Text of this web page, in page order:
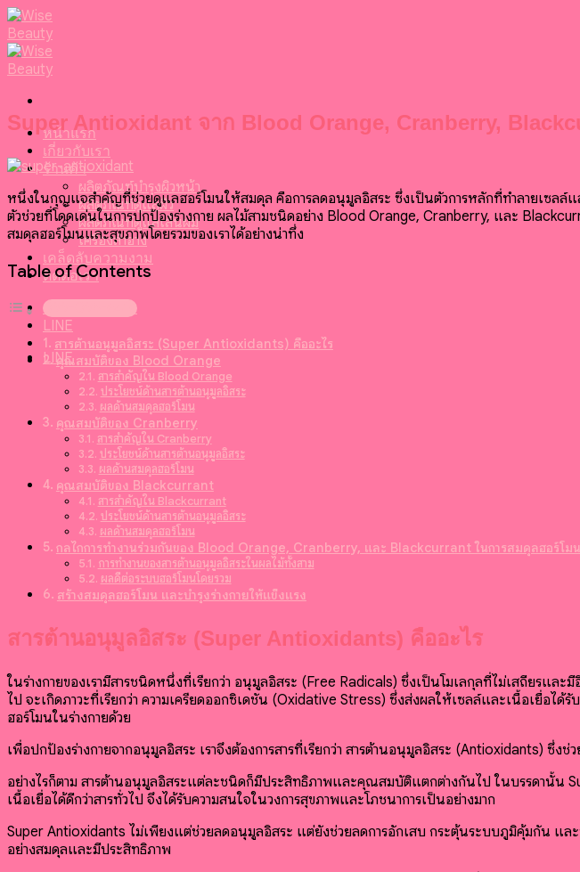
Skip
to
content
หน้าแรก
เกี่ยวกับเรา
ร้านค้า
ผลิตภัณฑ์บำรุงผิวหน้า
ผลิตภัณฑ์ดูแลผิว
ผลิตภัณฑ์ดูแลเส้นผม
เครื่องสำอาง
เคล็ดลับความงาม
ติดต่อเรา
099-095-6416
LINE
LINE
Super Antioxidant จาก Blood Orange, Cranberry,
หนึ่งในกุญแจสำคัญที่ช่วยดูแลฮอร์โมนให้สมดุล คือการลดอนุมูลอิสระ ซึ่งเป็นตัวการหลักที่ทำลายเซลล์
ตัวช่วยที่โดดเด่นในการปกป้องร่างกาย ผลไม้สามชนิดอย่าง Blood Orange, Cranberry, และ
สมดุลฮอร์โมนและสุขภาพโดยรวมของเราได้อย่างน่าทึ่ง
Table of Contents
สารต้านอนุมูลอิสระ (Super Antioxidants) คืออะไร
คุณสมบัติของ Blood Orange
สารสำคัญใน Blood Orange
ประโยชน์ด้านสารต้านอนุมูลอิสระ
ผลด้านสมดุลฮอร์โมน
คุณสมบัติของ Cranberry
สารสำคัญใน Cranberry
ประโยชน์ด้านสารต้านอนุมูลอิสระ
ผลด้านสมดุลฮอร์โมน
คุณสมบัติของ Blackcurrant
สารสำคัญใน Blackcurrant
ประโยชน์ด้านสารต้านอนุมูลอิสระ
ผลด้านสมดุลฮอร์โมน
กลไกการทำงานร่วมกันของ Blood Orange, Cranberry, และ Blackcurrant ในการสมดุลฮอร์โมน
การทำงานของสารต้านอนุมูลอิสระในผลไม้ทั้งสาม
ผลดีต่อระบบฮอร์โมนโดยรวม
สร้างสมดุลฮอร์โมน และบำรุงร่างกายให้แข็งแรง
สารต้านอนุมูลอิสระ (Super Antioxidants) คืออะไร
ในร่างกายของเรามีสารชนิดหนึ่งที่เรียกว่า อนุมูลอิสระ (Free Radicals) ซึ่งเป็นโมเลกุลที่ไม่เสถียรแล
ไป จะเกิดภาวะที่เรียกว่า ความเครียดออกซิเดชัน (Oxidative Stress) ซึ่งส่งผลให้เซลล์และเนื้อเยื่อได้
ฮอร์โมนในร่างกายด้วย
เพื่อปกป้องร่างกายจากอนุมูลอิสระ เราจึงต้องการสารที่เรียกว่า สารต้านอนุมูลอิสระ (Antioxidants) ซึ่
อย่างไรก็ตาม สารต้านอนุมูลอิสระแต่ละชนิดก็มีประสิทธิภาพและคุณสมบัติแตกต่างกันไป ในบรรดานั้น
เนื้อเยื่อได้ดีกว่าสารทั่วไป จึงได้รับความสนใจในวงการสุขภาพและโภชนาการเป็นอย่างมาก
Super Antioxidants ไม่เพียงแต่ช่วยลดอนุมูลอิสระ แต่ยังช่วยลดการอักเสบ กระตุ้นระบบภูมิคุ้มกัน แ
อย่างสมดุลและมีประสิทธิภาพ